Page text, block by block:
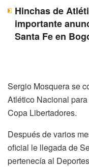
Hinchas de
importante
Santa Fe en
Sergio Mosquera se
Atlético Nacional
Copa Libertadores.
Después de varios
oficial le llegada de
pertenecía al